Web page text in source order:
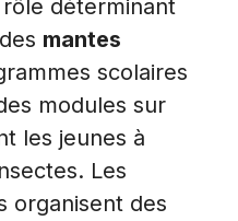
déterminant
mantes
scolaires
modules sur
les jeunes à
Les
organisent des